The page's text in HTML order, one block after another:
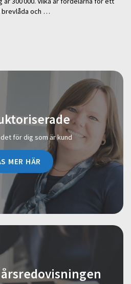
brevlåda och …
för dig som är kund
MER HÄR